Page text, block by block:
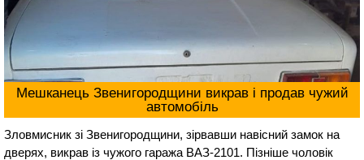
Мешканець Звенигородщини викрав і продав чужий
автомобіль
Зловмисник зі Звенигородщини, зірвавши навісний замок на
дверях, викрав із чужого гаража ВАЗ-2101. Пізніше чоловік